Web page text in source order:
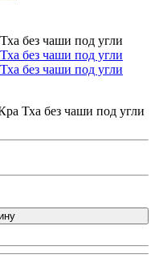
Тха без чаши под угли